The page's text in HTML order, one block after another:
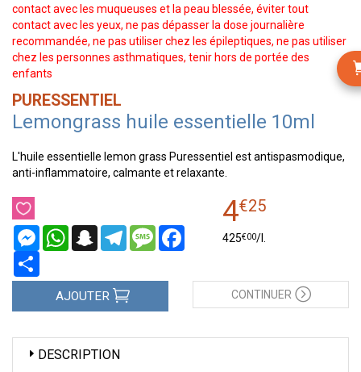
contact avec les muqueuses et la peau blessée, éviter tout
contact avec les yeux, ne pas dépasser la dose journalière
recommandée, ne pas utiliser chez les épileptiques, ne pas utiliser
chez les personnes asthmatiques, tenir hors de portée des
enfants
PURESSENTIEL
Lemongrass huile essentielle 10ml
L'huile essentielle lemon grass Puressentiel est antispasmodique,
anti-inflammatoire, calmante et relaxante.
MessengerWhatsAppSnapchatTelegramMessageFacebook
4€25
425€00/
AJOUTER CONTINUER
DESCRIPTION